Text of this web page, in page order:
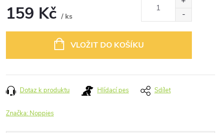
159 Kč / ks
VLOŽIT DO KOŠÍKU
Dotaz k produktu Hlídací pes Sdílet
Značka: Noppies